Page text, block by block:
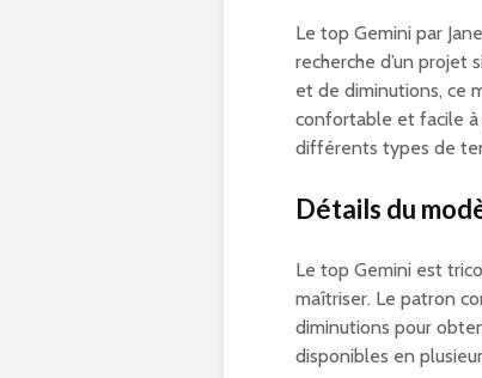
Le top Gemini par
recherche d’un
et de diminutions, ce
confortable et facile à
différents types de
Détails du
Le top Gemini est
maîtriser. Le patron
diminutions pour
disponibles en